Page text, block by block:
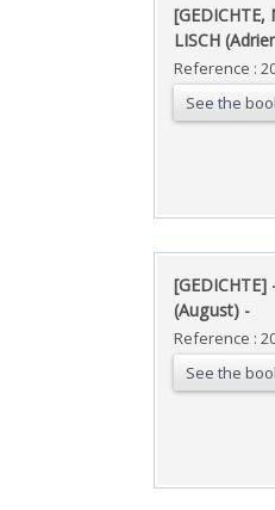
‎[GEDICHTE,
LISCH
Reference :
See the
‎[GEDICHTE]
(August) - ‎
Reference :
See the